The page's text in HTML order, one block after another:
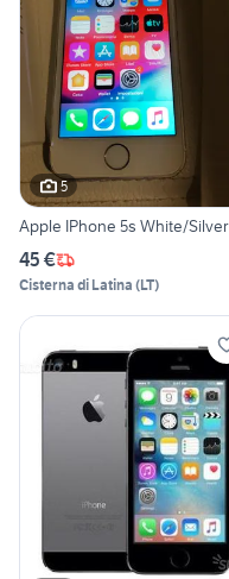
5
Apple IPhone 5s White/Silver
45 €
Cisterna di Latina (LT)